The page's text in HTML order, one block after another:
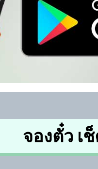
จองตั๋ว เ